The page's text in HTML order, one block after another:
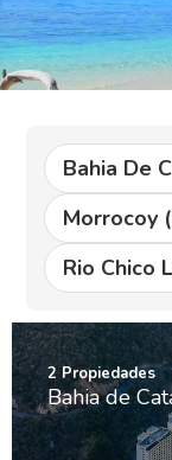
Bahia De
Morrocoy
Rio Chico
2 Propiedades
Bahia de